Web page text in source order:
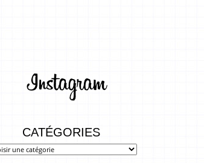
CATÉGORIES